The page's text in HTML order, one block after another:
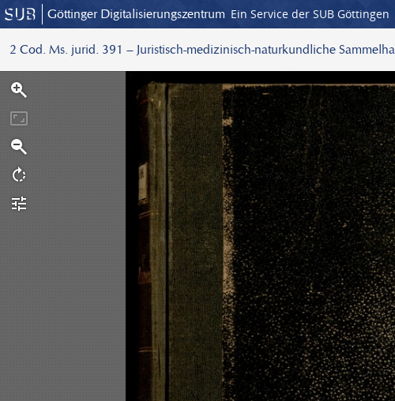
Göttinger Digitalisierungszentrum Ein Service der SUB Göttingen
2 Cod. Ms. jurid. 391 – Juristisch-medizinisch-naturkundliche